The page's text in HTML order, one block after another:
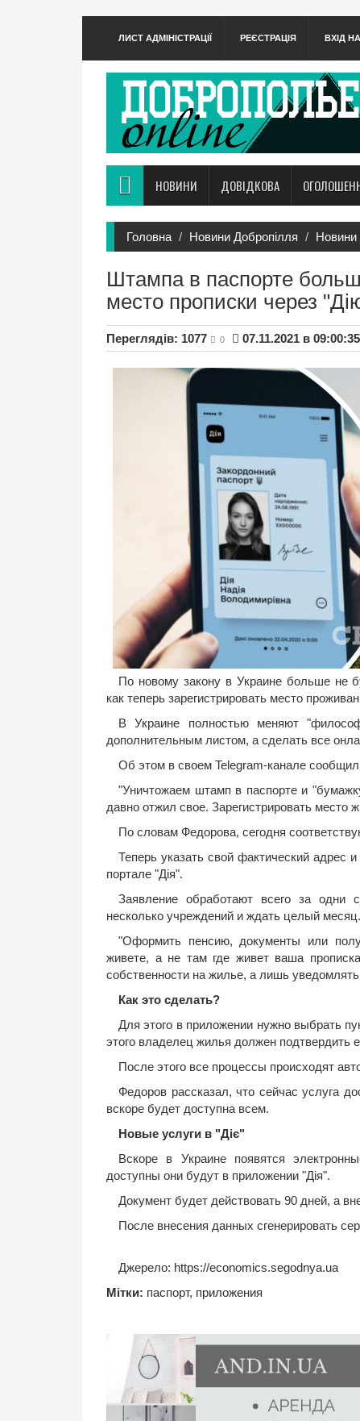
ЛИСТ АДМІНІСТРАЦІЇ РЕЄСТРАЦІЯ ВХІД
НОВИНИ ДОВІДКОВА
Головна Новини Добропілля Новини
Штампа в паспорте
место прописки через
Переглядів: 1077 0 07.11.2021 в 09:00:35
По новому закону в Украине больше не
как теперь зарегистрировать место
В Украине полностью меняют
дополнительным листом, а сделать все
Об этом в своем Telegram-канале
"Уничтожаем штамп в паспорте и
давно отжил свое. Зарегистрировать место
По словам Федорова, сегодня
Теперь указать свой фактический адрес
портале "Дія".
Заявление обработают всего за одни
несколько учреждений и ждать целый месяц.
"Оформить пенсию, документы или
живете, а не там где живет ваша
собственности на жилье, а лишь
Как это сделать?
Для этого в приложении нужно выбрать
этого владелец жилья должен подтвердить
После этого все процессы происходят
Федоров рассказал, что сейчас услуга
вскоре будет доступна всем.
Новые услуги в "Діє"
Вскоре в Украине появятся
доступны они будут в приложении "Дія".
Документ будет действовать 90 дней, а
После внесения данных сгенерировать
Джерело: https://economics.segodnya.ua
Мітки: паспорт, приложения